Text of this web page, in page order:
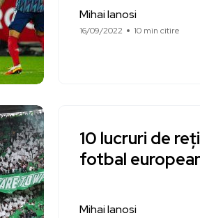
Mihai Ianosi
16/09/2022 10 min citire
10 lucruri de
fotbal
Mihai Ianosi